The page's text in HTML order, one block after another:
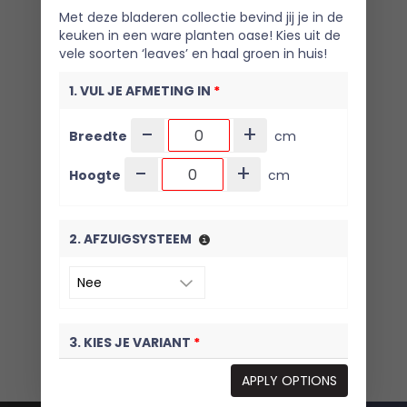
Met deze bladeren collectie bevind jij je in de
keuken in een ware planten oase! Kies uit de
vele soorten ‘leaves’ en haal groen in huis!
1. VUL JE AFMETING IN *
Breedte - + cm
Hoogte - + cm
2. AFZUIGSYSTEEM
3. KIES JE VARIANT *
APPLY OPTIONS